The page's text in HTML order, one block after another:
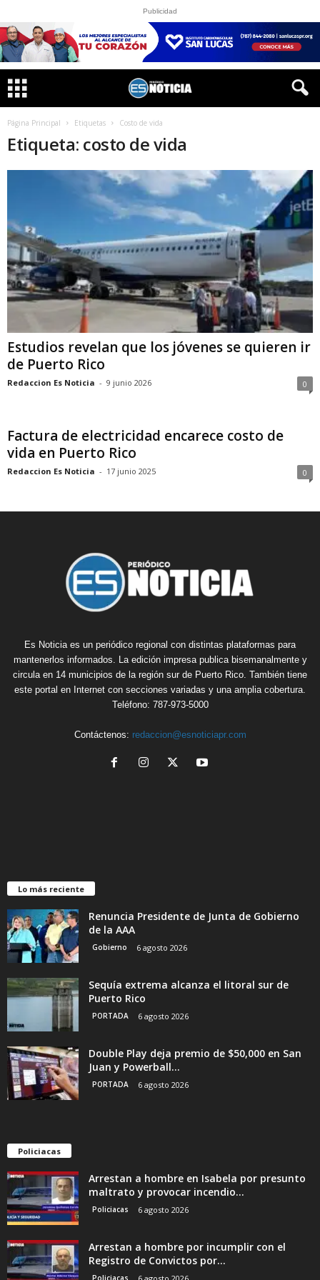
Publicidad
Página Principal Etiquetas Costo de vida
Etiqueta: costo de vida
Estudios revelan que los jóvenes se quieren ir
de Puerto Rico
Redaccion Es Noticia - 9 junio 2026 0
Factura de electricidad encarece costo de
vida en Puerto Rico
Redaccion Es Noticia - 17 junio 2025 0
Es Noticia es un periódico regional con distintas plataformas para
mantenerlos informados. La edición impresa publica bisemanalmente y
circula en 14 municipios de la región sur de Puerto Rico. También tiene
este portal en Internet con secciones variadas y una amplia cobertura.
Teléfono: 787-973-5000
Contáctenos: redaccion@esnoticiapr.com
Lo más reciente
Renuncia Presidente de Junta de Gobierno
de la AAA
Gobierno 6 agosto 2026
Sequía extrema alcanza el litoral sur de
Puerto Rico
PORTADA 6 agosto 2026
Double Play deja premio de $50,000 en San
Juan y Powerball...
PORTADA 6 agosto 2026
Policiacas
Arrestan a hombre en Isabela por presunto
maltrato y provocar incendio...
Policiacas 6 agosto 2026
Arrestan a hombre por incumplir con el
Registro de Convictos por...
Policiacas